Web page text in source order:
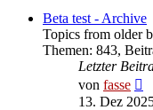
Beta test - Archive
Topics from older
Themen: 843,
Letzter
von fasse
13. Dez